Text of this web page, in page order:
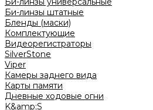
Би-линзы штатные
Бленды (маски)
Комплектующие
Видеорегистраторы
SilverStone
Viper
Камеры заднего вида
Карты памяти
Дневные ходовые огни
K&amp;S